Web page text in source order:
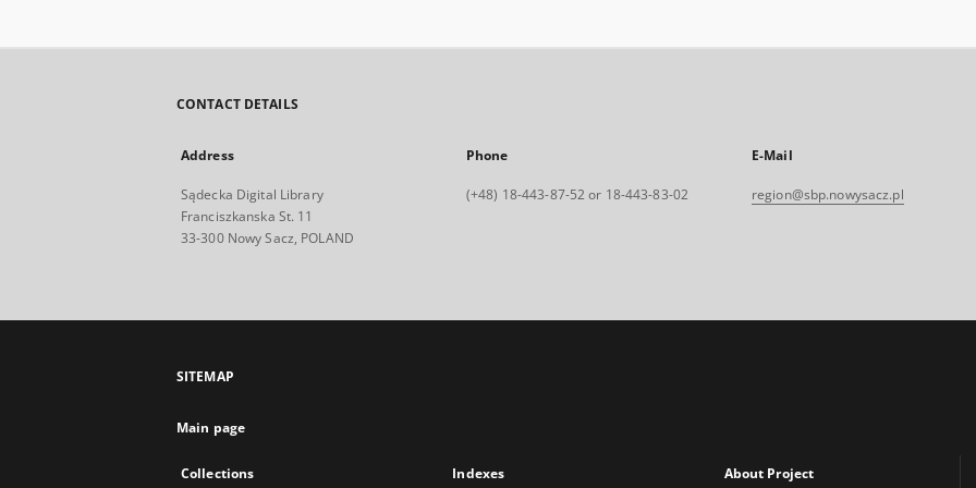
CONTACT DETAILS
Address
Sądecka Digital Library
Franciszkanska St. 11
33-300 Nowy Sacz, POLAND
Phone
(+48) 18-443-87-52 or 18-443-83-02
E-Mail
region@sbp.nowysacz.pl
SITEMAP
Main page
Collections Indexes About Project